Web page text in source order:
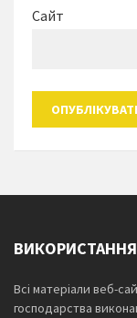
Сайт
ВИКОРИСТАННЯ
Всі матеріали веб-
господарства